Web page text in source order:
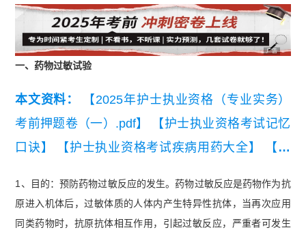
广告
一、药物过敏试验
本文资料：
【2025年护士执业资格（专业实务）
考前押题卷（一）.pdf】
【护士执业资格考试记忆
口诀】
【护士执业资格考试疾病用药大全】
【护
1、目的：预防药物过敏反应的发生。药物过敏反应是药物作为抗
原进入机体后，过敏体质的人体内产生特异性抗体，当再次应用
同类药物时，抗原抗体相互作用，引起过敏反应，严重者可发生